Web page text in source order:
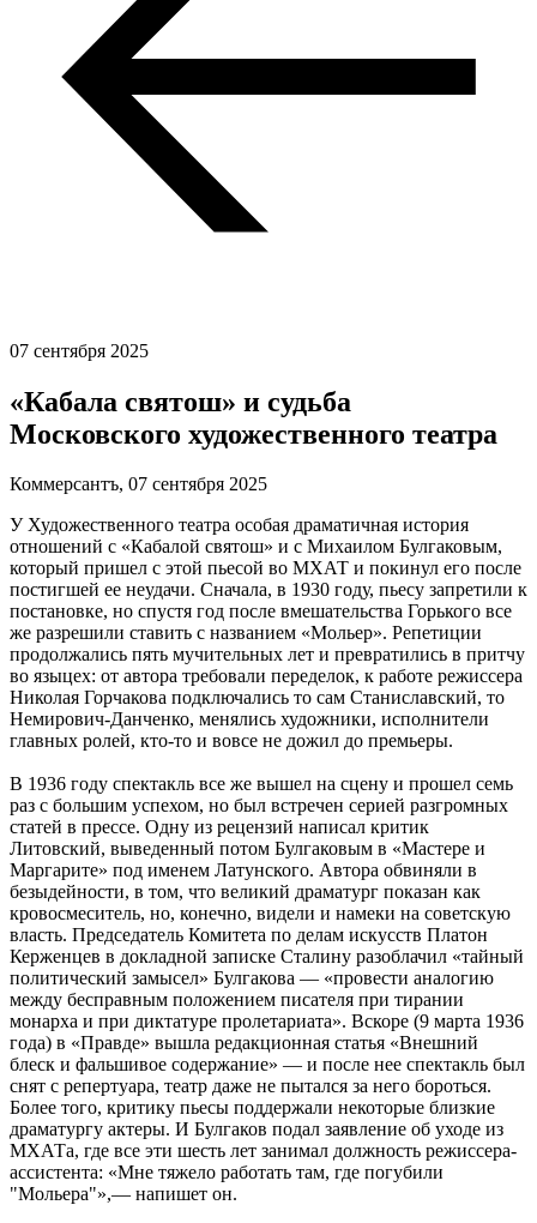
07 сентября 2025
«Кабала святош» и судьба
Московского художественного театра
Коммерсантъ, 07 сентября 2025
У Художественного театра особая драматичная история
отношений с «Кабалой святош» и с Михаилом Булгаковым,
который пришел с этой пьесой во МХАТ и покинул его после
постигшей ее неудачи. Сначала, в 1930 году, пьесу запретили к
постановке, но спустя год после вмешательства Горького все
же разрешили ставить с названием «Мольер». Репетиции
продолжались пять мучительных лет и превратились в притчу
во языцех: от автора требовали переделок, к работе режиссера
Николая Горчакова подключались то сам Станиславский, то
Немирович-Данченко, менялись художники, исполнители
главных ролей, кто-то и вовсе не дожил до премьеры.
В 1936 году спектакль все же вышел на сцену и прошел семь
раз с большим успехом, но был встречен серией разгромных
статей в прессе. Одну из рецензий написал критик
Литовский, выведенный потом Булгаковым в «Мастере и
Маргарите» под именем Латунского. Автора обвиняли в
безыдейности, в том, что великий драматург показан как
кровосмеситель, но, конечно, видели и намеки на советскую
власть. Председатель Комитета по делам искусств Платон
Керженцев в докладной записке Сталину разоблачил «тайный
политический замысел» Булгакова — «провести аналогию
между бесправным положением писателя при тирании
монарха и при диктатуре пролетариата». Вскоре (9 марта 1936
года) в «Правде» вышла редакционная статья «Внешний
блеск и фальшивое содержание» — и после нее спектакль был
снят с репертуара, театр даже не пытался за него бороться.
Более того, критику пьесы поддержали некоторые близкие
драматургу актеры. И Булгаков подал заявление об уходе из
МХАТа, где все эти шесть лет занимал должность режиссера-
ассистента: «Мне тяжело работать там, где погубили
"Мольера"»,— напишет он.